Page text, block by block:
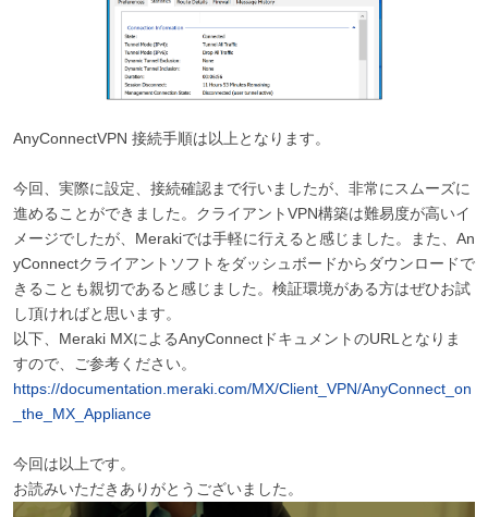
AnyConnectVPN 接続手順は以上となります。
今回、実際に設定、接続確認まで行いましたが、非常にスムーズに
進めることができました。クライアントVPN構築は難易度が高いイ
メージでしたが、 Merakiでは手軽に行えると感じました。また、 An
yConnectクライアントソフトをダッシュボードからダウンロードで
きることも親切であると感じました。検証環境がある方はぜひお試
し頂ければと思います。
以下、 Meraki MXによるAnyConnectドキュメントのURL となりま
すので、ご参考ください。
https://documentation.meraki.com/MX/Client_VPN/AnyConnect_on
_the_MX_Appliance
今回は以上です。
お読みいただきありがとうございました。